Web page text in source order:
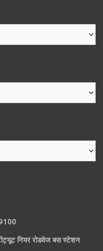
नियर रोडवेज बस स्टेशन